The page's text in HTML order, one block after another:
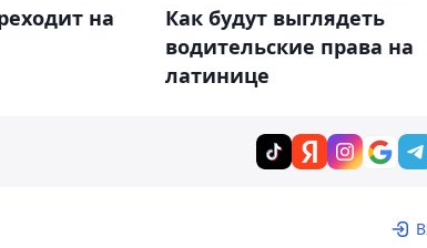
на
Как будут выглядеть
водительские права на
латинице